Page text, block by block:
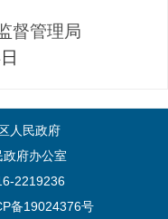
场监督管理局
日
人民政府
府办公室
2219236
备19024376号